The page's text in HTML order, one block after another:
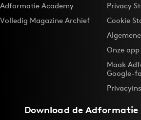
Adformatie Academy
Volledig Magazine Archief
Privacy
Cookie
Onze app
Maak
Google-
Download deAdformatie